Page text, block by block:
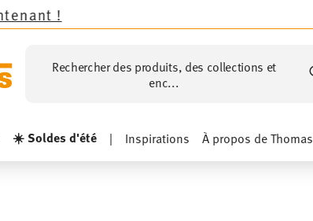
Rechercher des produits, des collections et
enc...
☀️ Soldes d'été | Inspirations À propos de Thomas